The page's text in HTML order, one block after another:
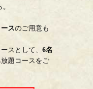
スのご用意も
スとして、 6名
題コースをご